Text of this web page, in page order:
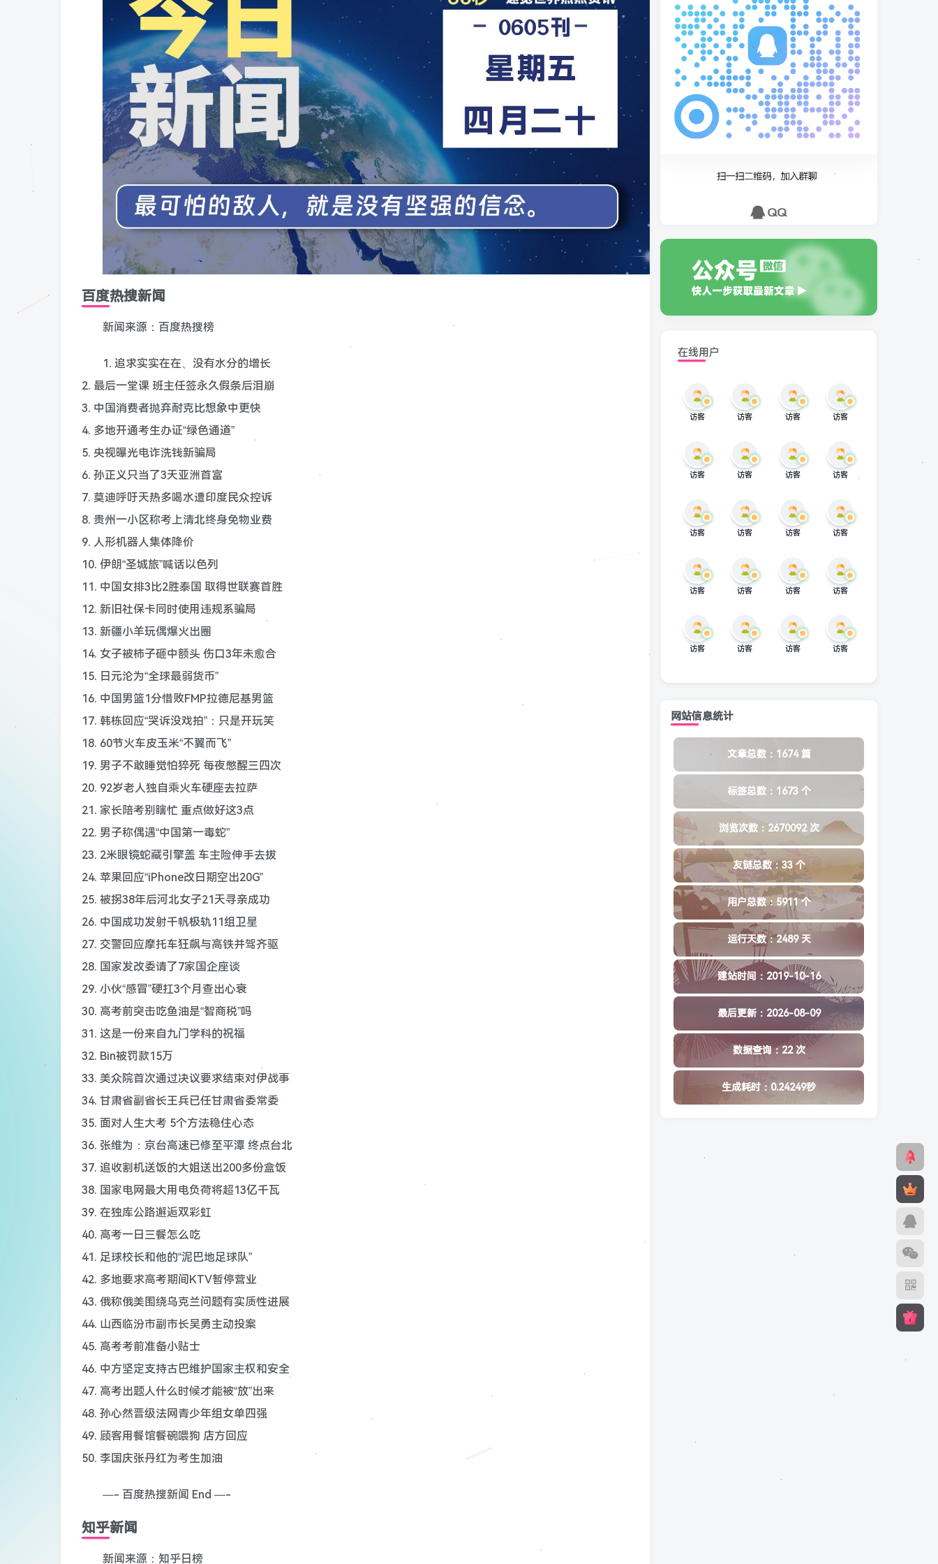
百度热搜新闻
新闻来源：百度热搜榜
1. 追求实实在在、没有水分的增长
2. 最后一堂课 班主任签永久假条后泪崩
3. 中国消费者抛弃耐克比想象中更快
4. 多地开通考生办证“绿色通道”
5. 央视曝光电诈洗钱新骗局
6. 孙正义只当了3天亚洲首富
7. 莫迪呼吁天热多喝水遭印度民众控诉
8. 贵州一小区称考上清北终身免物业费
9. 人形机器人集体降价
10. 伊朗“圣城旅”喊话以色列
11. 中国女排3比2胜泰国 取得世联赛首胜
12. 新旧社保卡同时使用违规系骗局
13. 新疆小羊玩偶爆火出圈
14. 女子被柿子砸中额头 伤口3年未愈合
15. 日元沦为“全球最弱货币”
16. 中国男篮1分惜败FMP拉德尼基男篮
17. 韩栋回应“哭诉没戏拍”：只是开玩笑
18. 60节火车皮玉米“不翼而飞”
19. 男子不敢睡觉怕猝死 每夜憋醒三四次
20. 92岁老人独自乘火车硬座去拉萨
21. 家长陪考别瞎忙 重点做好这3点
22. 男子称偶遇“中国第一毒蛇”
23. 2米眼镜蛇藏引擎盖 车主险伸手去拔
24. 苹果回应“iPhone改日期空出20G”
25. 被拐38年后河北女子21天寻亲成功
26. 中国成功发射千帆极轨11组卫星
27. 交警回应摩托车狂飙与高铁并驾齐驱
28. 国家发改委请了7家国企座谈
29. 小伙“感冒”硬扛3个月查出心衰
30. 高考前突击吃鱼油是“智商税”吗
31. 这是一份来自九门学科的祝福
32. Bin被罚款15万
33. 美众院首次通过决议要求结束对伊战事
34. 甘肃省副省长王兵已任甘肃省委常委
35. 面对人生大考 5个方法稳住心态
36. 张维为：京台高速已修至平潭 终点台北
37. 追收割机送饭的大姐送出200多份盒饭
38. 国家电网最大用电负荷将超13亿千瓦
39. 在独库公路邂逅双彩虹
40. 高考一日三餐怎么吃
41. 足球校长和他的“泥巴地足球队”
42. 多地要求高考期间KTV暂停营业
43. 俄称俄美围绕乌克兰问题有实质性进展
44. 山西临汾市副市长吴勇主动投案
45. 高考考前准备小贴士
46. 中方坚定支持古巴维护国家主权和安全
47. 高考出题人什么时候才能被“放”出来
48. 孙心然晋级法网青少年组女单四强
49. 顾客用餐馆餐碗喂狗 店方回应
50. 李国庆张丹红为考生加油
—- 百度热搜新闻 End —-
知乎新闻
新闻来源：知乎日榜
在线用户
访客 访客 访客 访客
访客 访客 访客 访客
访客 访客 访客 访客
访客 访客 访客 访客
访客 访客 访客 访客
网站信息统计
文章总数：1674 篇
标签总数：1673 个
浏览次数：2670092 次
友链总数：33 个
用户总数：5911 个
运行天数：2489 天
建站时间：2019-10-16
最后更新：2026-08-09
数据查询：22 次
生成耗时：0.24249秒